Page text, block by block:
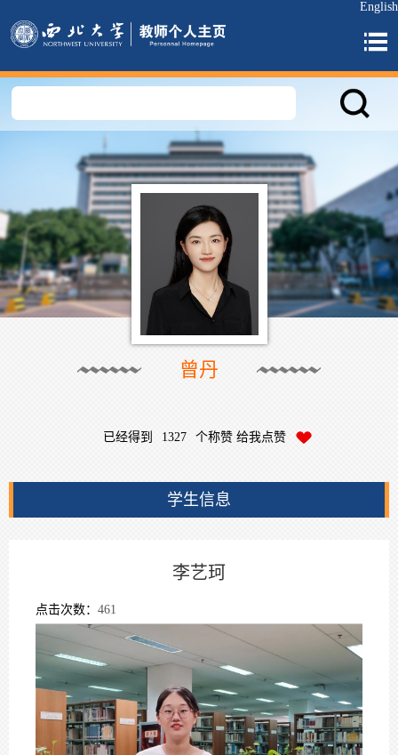
English
曾丹
已经得到 1327 个称赞 给我点赞
学生信息
李艺珂
点击次数： 461